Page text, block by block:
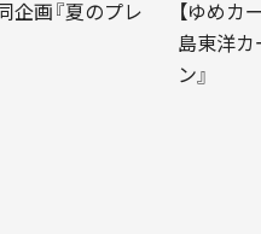
企画『夏のプレ
【ゆめカ
島東洋カ
ン』